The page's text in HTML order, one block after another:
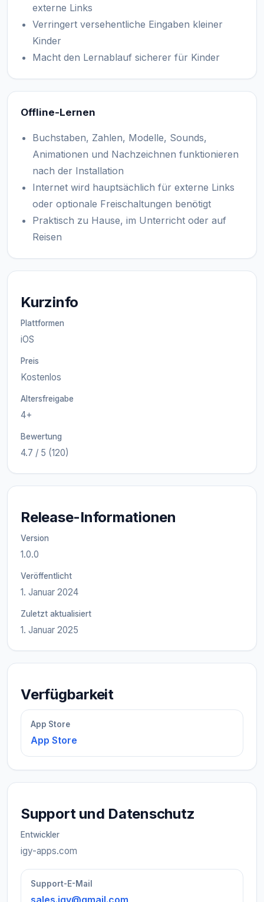
externe Links
Verringert versehentliche Eingaben kleiner
Kinder
Macht den Lernablauf sicherer für Kinder
Offline-Lernen
Buchstaben, Zahlen, Modelle, Sounds,
Animationen und Nachzeichnen funktionieren
nach der Installation
Internet wird hauptsächlich für externe Links
oder optionale Freischaltungen benötigt
Praktisch zu Hause, im Unterricht oder auf
Reisen
Kurzinfo
Plattformen
iOS
Preis
Kostenlos
Altersfreigabe
4+
Bewertung
4.7 / 5 (120)
Release-Informationen
Version
1.0.0
Veröffentlicht
1. Januar 2024
Zuletzt aktualisiert
1. Januar 2025
Verfügbarkeit
App Store
App Store
Support und Datenschutz
Entwickler
igy-apps.com
Support-E-Mail
sales.igy@gmail.com